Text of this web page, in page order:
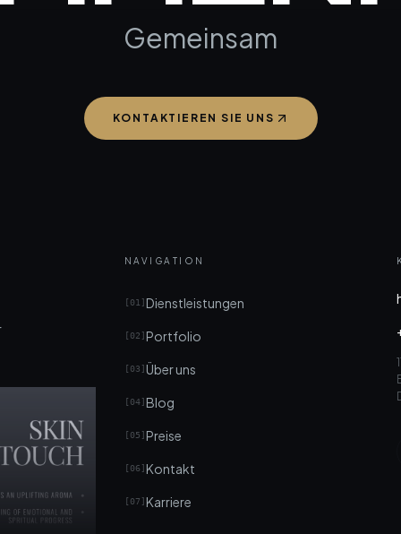
Gemeinsam
KONTAKTIEREN SIE UNS
NAVIGATION
[ 01 ] Dienstleistungen
[ 02 ] Portfolio
[ 03 ] Über uns
[ 04] Blog
[ 05 ] Preise
[ 06 ] Kontakt
[ 07 ] Karriere